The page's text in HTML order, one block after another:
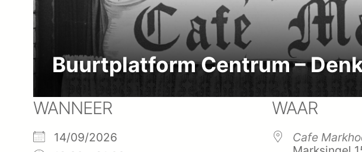
Buurtplatform Centrum –
WANNEER
14/09/2026
WAAR
Cafe